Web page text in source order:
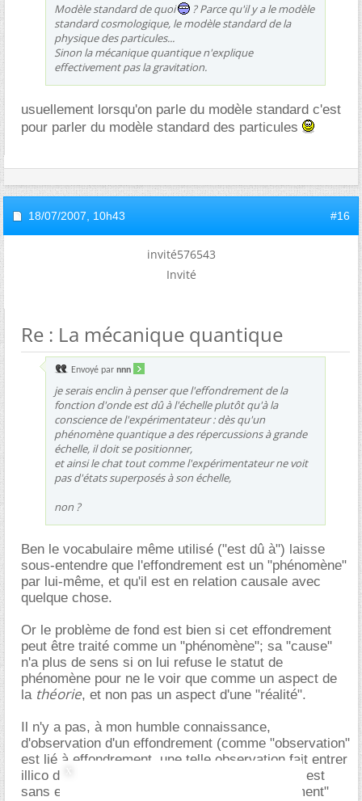
Modèle standard de quoi
? Parce qu'il y a le modèle
standard cosmologique, le modèle standard de la
physique des particules...
Sinon la mécanique quantique n'explique
effectivement pas la gravitation.
usuellement lorsqu'on parle du modèle standard c'est
pour parler du modèle standard des particules
18/07/2007, 10h43 #16
invité576543
Invité
Re : La mécanique quantique
Envoyé par nnn
je serais enclin à penser que l'effondrement de la
fonction d'onde est dû à l'échelle plutôt qu'à la
conscience de l'expérimentateur : dès qu'un
phénomène quantique a des répercussions à grande
échelle, il doit se positionner,
et ainsi le chat tout comme l'expérimentateur ne voit
pas d'états superposés à son échelle,
non ?
Ben le vocabulaire même utilisé ("est dû à") laisse
sous-entendre que l'effondrement est un "phénomène"
par lui-même, et qu'il est en relation causale avec
quelque chose.
Or le problème de fond est bien si cet effondrement
peut être traité comme un "phénomène"; sa "cause"
n'a plus de sens si on lui refuse le statut de
phénomène pour ne le voir que comme un aspect de
la théorie, et non pas un aspect d'une "réalité".
Il n'y a pas, à mon humble connaissance,
d'observation d'un effondrement (comme "observation"
est lié à effondrement, une telle observation fait entrer
illico dans une chaîne de von Neumann, ce qui est
sans espoir). On modélise "avant un effondrement"